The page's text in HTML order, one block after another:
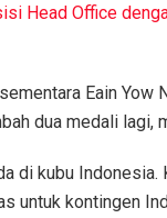
Head Office
Eain Yow
dua medali lagi,
di kubu Indonesia.
untuk kontingen